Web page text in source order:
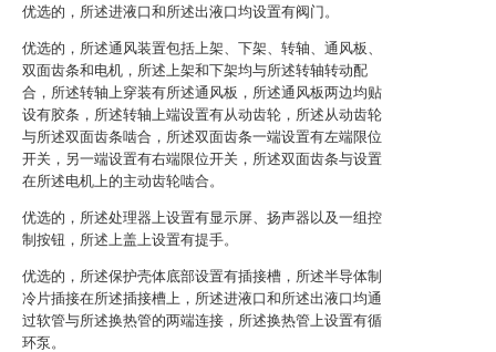
优选的，所述进液口和所述出液口均设置有阀门。
优选的，所述通风装置包括上架、下架、转轴、通风板、
双面齿条和电机，所述上架和下架均与所述转轴转动配
合，所述转轴上穿装有所述通风板，所述通风板两边均贴
设有胶条，所述转轴上端设置有从动齿轮，所述从动齿轮
与所述双面齿条啮合，所述双面齿条一端设置有左端限位
开关，另一端设置有右端限位开关，所述双面齿条与设置
在所述电机上的主动齿轮啮合。
优选的，所述处理器上设置有显示屏、扬声器以及一组控
制按钮，所述上盖上设置有提手。
优选的，所述保护壳体底部设置有插接槽，所述半导体制
冷片插接在所述插接槽上，所述进液口和所述出液口均通
过软管与所述换热管的两端连接，所述换热管上设置有循
环泵。